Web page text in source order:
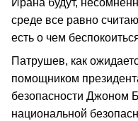
Ирана будут,
среде все равно
есть о чем
Патрушев, как
помощником
безопасности Джоном
национальной